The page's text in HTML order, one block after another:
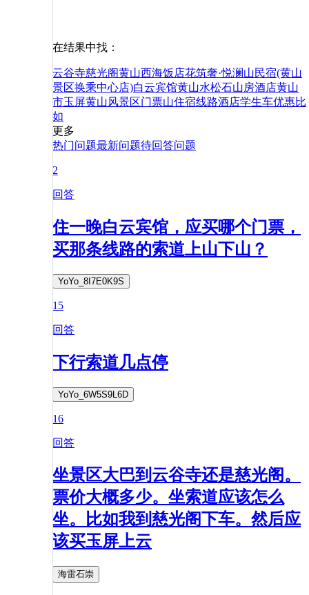
在结果中找：
云谷寺慈光阁黄山西海饭店花筑奢·悦澜山民宿(黄山
景区换乘中心店)白云宾馆黄山水松石山房酒店黄山
市玉屏黄山风景区门票山住宿线路酒店学生车优惠比
如
更多
热门问题最新问题待回答问题
2
回答
住一晚白云宾馆，应买哪个门票，
买那条线路的索道上山下山？
YoYo_8I7E0K9S
15
回答
下行索道几点停
YoYo_6W5S9L6D
16
回答
坐景区大巴到云谷寺还是慈光阁。
票价大概多少。坐索道应该怎么
坐。比如我到慈光阁下车。然后应
该买玉屏上云
海雷石崇